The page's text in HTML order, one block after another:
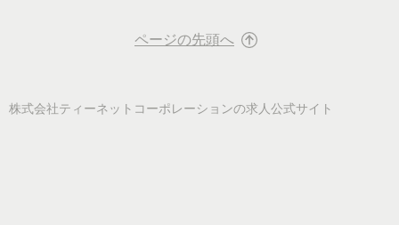
ページの先頭へ
株式会社ティーネットコーポレーションの求人公式サイト